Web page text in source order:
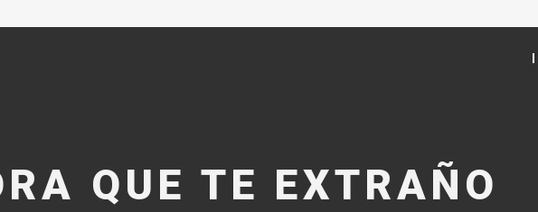
QUE TE EXTRAÑO